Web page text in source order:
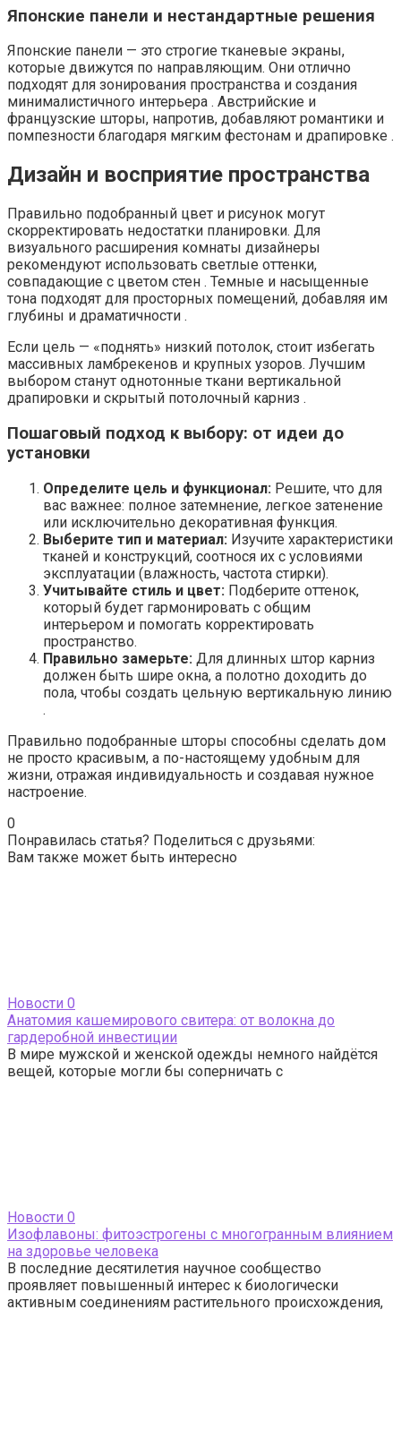
Японские панели и нестандартные решения
Японские панели — это строгие тканевые экраны,
которые движутся по направляющим. Они отлично
подходят для зонирования пространства и создания
минималистичного интерьера . Австрийские и
французские шторы, напротив, добавляют романтики и
помпезности благодаря мягким фестонам и драпировке .
Дизайн и восприятие пространства
Правильно подобранный цвет и рисунок могут
скорректировать недостатки планировки. Для
визуального расширения комнаты дизайнеры
рекомендуют использовать светлые оттенки,
совпадающие с цветом стен . Темные и насыщенные
тона подходят для просторных помещений, добавляя им
глубины и драматичности .
Если цель — «поднять» низкий потолок, стоит избегать
массивных ламбрекенов и крупных узоров. Лучшим
выбором станут однотонные ткани вертикальной
драпировки и скрытый потолочный карниз .
Пошаговый подход к выбору: от идеи до
установки
Определите цель и функционал: Решите, что для
вас важнее: полное затемнение, легкое затенение
или исключительно декоративная функция.
Выберите тип и материал: Изучите характеристики
тканей и конструкций, соотнося их с условиями
эксплуатации (влажность, частота стирки).
Учитывайте стиль и цвет: Подберите оттенок,
который будет гармонировать с общим
интерьером и помогать корректировать
пространство.
Правильно замерьте: Для длинных штор карниз
должен быть шире окна, а полотно доходить до
пола, чтобы создать цельную вертикальную линию
.
Правильно подобранные шторы способны сделать дом
не просто красивым, а по-настоящему удобным для
жизни, отражая индивидуальность и создавая нужное
настроение.
0
Понравилась статья? Поделиться с друзьями:
Вам также может быть интересно
Новости 0
Анатомия кашемирового свитера: от волокна до
гардеробной инвестиции
В мире мужской и женской одежды немного найдётся
вещей, которые могли бы соперничать с
Новости 0
Изофлавоны: фитоэстрогены с многогранным влиянием
на здоровье человека
В последние десятилетия научное сообщество
проявляет повышенный интерес к биологически
активным соединениям растительного происхождения,